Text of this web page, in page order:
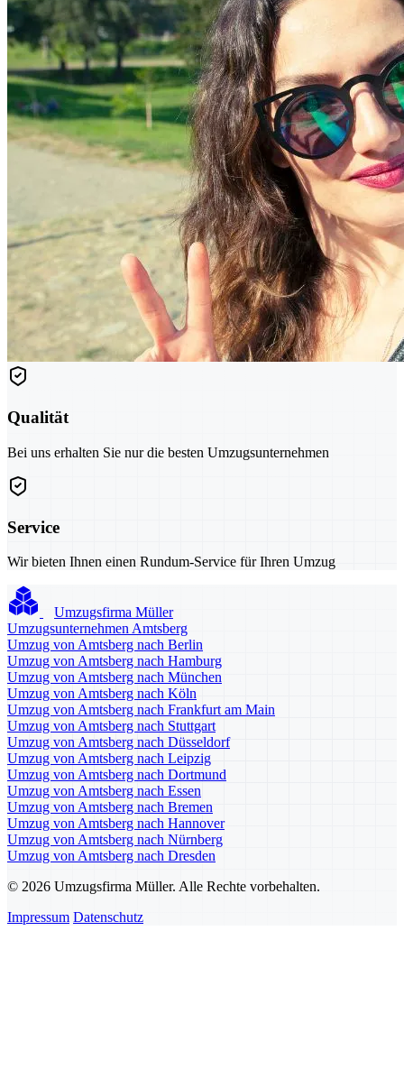
Qualität
Bei uns erhalten Sie nur die besten Umzugsunternehmen
Service
Wir bieten Ihnen einen Rundum-Service für Ihren Umzug
Umzugsfirma Müller
Umzugsunternehmen Amtsberg
Umzug von Amtsberg nach Berlin
Umzug von Amtsberg nach Hamburg
Umzug von Amtsberg nach München
Umzug von Amtsberg nach Köln
Umzug von Amtsberg nach Frankfurt am Main
Umzug von Amtsberg nach Stuttgart
Umzug von Amtsberg nach Düsseldorf
Umzug von Amtsberg nach Leipzig
Umzug von Amtsberg nach Dortmund
Umzug von Amtsberg nach Essen
Umzug von Amtsberg nach Bremen
Umzug von Amtsberg nach Hannover
Umzug von Amtsberg nach Nürnberg
Umzug von Amtsberg nach Dresden
© 2026 Umzugsfirma Müller. Alle Rechte vorbehalten.
Impressum Datenschutz